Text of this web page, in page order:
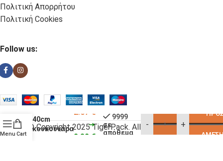
Πολιτική Απορρήτου
Πολιτική Cookies
Follow us:
© Copyright 2025 TigerPack. All rights reserved
Menu Cart
40cm
κουκουναρα
2.67 €
2.32 €
9999
σε
απόθεμα
- +